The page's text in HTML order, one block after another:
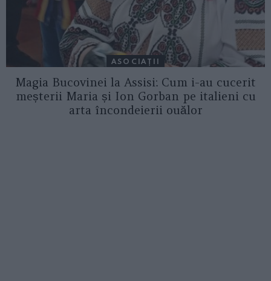
ASOCIAŢII
Magia Bucovinei la Assisi: Cum i-au cucerit
meșterii Maria și Ion Gorban pe italieni cu
arta încondeierii ouălor